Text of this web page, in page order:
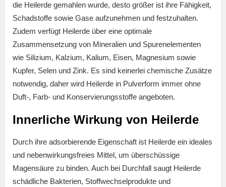
die Heilerde gemahlen wurde, desto größer ist ihre Fähigkeit,
Schadstoffe sowie Gase aufzunehmen und festzuhalten.
Zudem verfügt Heilerde über eine optimale
Zusammensetzung von Mineralien und Spurenelementen
wie Silizium, Kalzium, Kalium, Eisen, Magnesium sowie
Kupfer, Selen und Zink. Es sind keinerlei chemische Zusätze
notwendig, daher wird Heilerde in Pulverform immer ohne
Duft-, Farb- und Konservierungsstoffe angeboten.
Innerliche Wirkung von Heilerde
Durch ihre adsorbierende Eigenschaft ist Heilerde ein ideales
und nebenwirkungsfreies Mittel, um überschüssige
Magensäure zu binden. Auch bei Durchfall saugt Heilerde
schädliche Bakterien, Stoffwechselprodukte und